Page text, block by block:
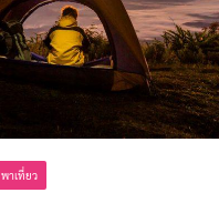
พาเที่ยว